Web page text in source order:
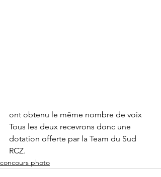
ont obtenu le même nombre de voix
Tous les deux recevrons donc une
dotation offerte par la Team du Sud
RCZ.
concours photo